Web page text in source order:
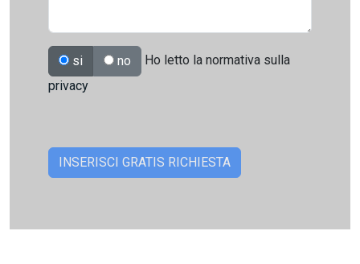
si no
Ho letto la normativa sulla
privacy